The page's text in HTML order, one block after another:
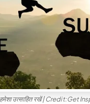
उत्साहित रखें | Credit:Get